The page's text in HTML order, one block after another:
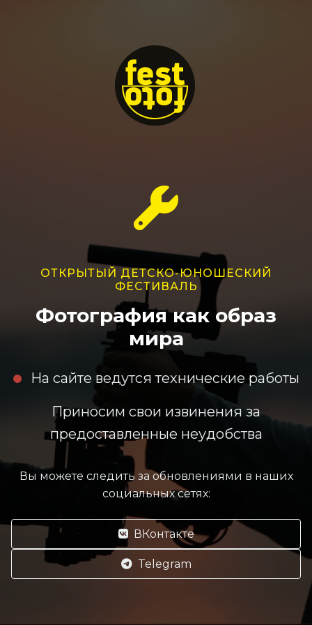
ОТКРЫТЫЙ ДЕТСКО-ЮНОШЕСКИЙ
ФЕСТИВАЛЬ
Фотография как образ
мира
На сайте ведутся технические работы
Приносим свои извинения за
предоставленные неудобства
Вы можете следить за обновлениями в наших
социальных сетях:
ВКонтакте
Telegram